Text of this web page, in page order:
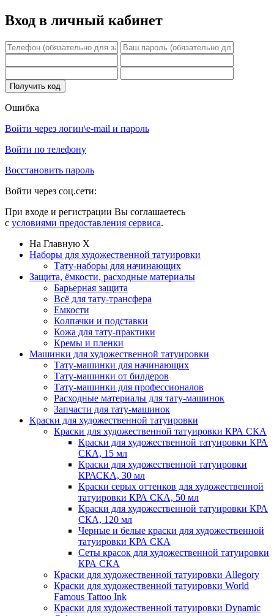
Вход в личный кабинет
Ошибка
Войти через логин\e-mail и пароль
Войти по телефону
Восстановить пароль
Войти через соц.сети:
При входе и регистрации Вы соглашаетесь
с условиями предоставления сервиса.
На Главную X
Наборы для художественной татуировки
Тату-наборы для начинающих
Защита, ёмкости, расходные материалы
Барьерная защита
Всё для тату-трансфера
Емкости
Колпачки и подставки
Кожа для тату-практики
Кремы и пленки
Машинки для художественной татуировки
Тату-машинки для начинающих
Тату-машинки от билдеров
Тату-машинки для профессионалов
Расходные материалы для тату-машинок
Запчасти для тату-машинок
Краски для художественной татуировки
Краски для художественной татуировки КРА СКА
Краски для художественной татуировки КРА
СКА, 15 мл
Краски для художественной татуировки
КРАСКА, 30 мл
Краски серых оттенков для художественной
татуировки КРА СКА, 50 мл
Краски для художественной татуировки КРА
CКА, 120 мл
Черные и белые краски для художественной
татуировки КРА СКА
Сеты красок для художественной татуировки
КРА СКА
Краски для художественной татуировки Allegory
Краски для художественной татуировки World
Famous Tattoo Ink
Краски для художественной татуировки Dynamic